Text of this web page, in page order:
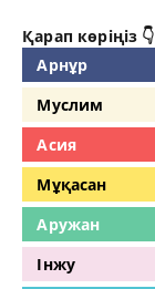
Қарап көріңіз 👇
Арнұр
Муслим
Асия
Мұқасан
Аружан
Інжу